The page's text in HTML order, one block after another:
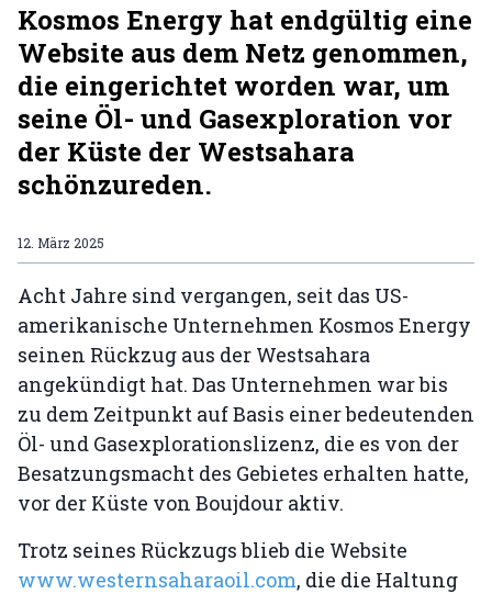
Kosmos Energy hat endgültig eine
Website aus dem Netz genommen,
die eingerichtet worden war, um
seine Öl- und Gasexploration vor
der Küste der Westsahara
schönzureden.
12. März 2025
Acht Jahre sind vergangen, seit das US-
amerikanische Unternehmen Kosmos Energy
seinen Rückzug aus der Westsahara
angekündigt hat. Das Unternehmen war bis
zu dem Zeitpunkt auf Basis einer bedeutenden
Öl- und Gasexplorationslizenz, die es von der
Besatzungsmacht des Gebietes erhalten hatte,
vor der Küste von Boujdour aktiv.
Trotz seines Rückzugs blieb die Website
www.westernsaharaoil.com, die die Haltung